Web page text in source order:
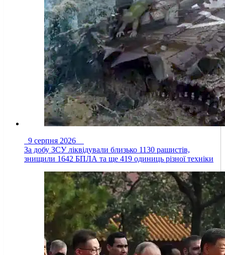
9 серпня 2026
За добу ЗСУ ліквідували близько 1130 рашистів,
знищили 1642 БПЛА та ще 419 одиниць різної техніки